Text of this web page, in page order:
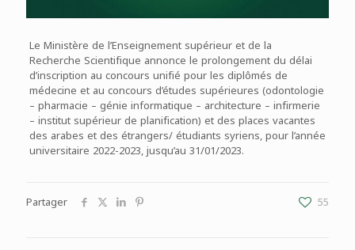
Le Ministère de l’Enseignement supérieur et de la
Recherche Scientifique annonce le prolongement du délai
d’inscription au concours unifié pour les diplômés de
médecine et au concours d’études supérieures (odontologie
– pharmacie – génie informatique – architecture – infirmerie
– institut supérieur de planification) et des places vacantes
des arabes et des étrangers/ étudiants syriens, pour l’année
universitaire 2022-2023, jusqu’au 31/01/2023.
Partager 55